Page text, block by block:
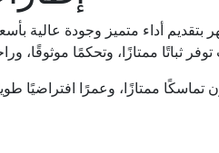
بتقديم أداء متميز وجودة عالية
ممتازًا، وعمرًا افتراضيًا طويلًا،